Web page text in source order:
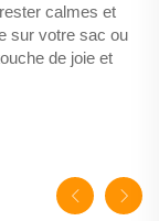
calmes et
sur votre sac ou
de joie et